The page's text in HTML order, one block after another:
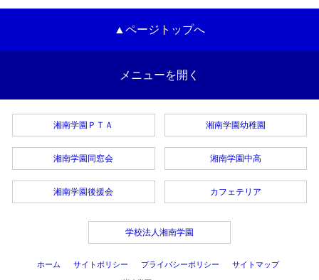
▲ページトップへ
メニューを開く
湘南学園ＰＴＡ
湘南学園同窓会
湘南学園後援会
湘南学園幼稚園
湘南学園中高
カフェテリア
学校法人湘南学園
ホーム サイトポリシー プライバシーポリシー サイトマップ